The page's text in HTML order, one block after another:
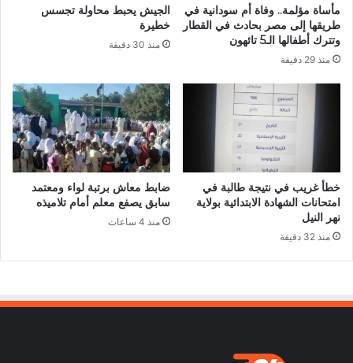
مأساة مؤلمة.. وفاة أم سودانية في
طريقها إلى مصر بحادث في القطار
وتترك أطفالها الـ5 تائهون
منذ 29 دقيقة
الجيش يحبط محاولة تجسس
خطيرة
منذ 30 دقيقة
خطأ غريب في نتيجة طالبة في
امتحانات الشهادة الابتدائية بولاية
نهر النيل
منذ 32 دقيقة
ضابط معاش برتبة لواء ومعتمد
سابق يصفع معلم أمام تلاميذه
منذ 4 ساعات